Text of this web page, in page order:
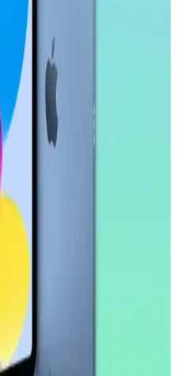
Ultra 14.6 İnç AMOLED
Tablet Özellikleri
inç AMOLED ekran, güçlü
kullanım sunar. Profesyonel
sağlar.
Plus için Nano
İncelemesi
tasarlanmış nano cam ekran
görüntü sağlar. Kolay
özellikleriyle ekran
Esnek Cam Ekran
Deneyimleri
esnek cam ekran koruyucu,
kolay uygulama ve iyi
Yazılım